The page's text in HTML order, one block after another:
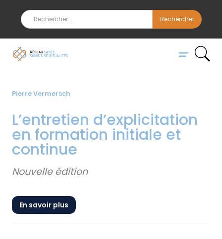
Pierre Vermersch
L’entretien d’explicitation
en formation initiale et
continue
Nouvelle édition
En savoir plus